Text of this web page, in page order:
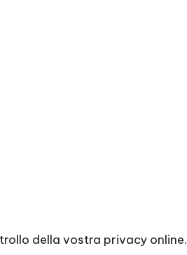
della vostra privacy online.